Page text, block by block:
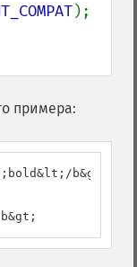
);
примера:
b&gt;